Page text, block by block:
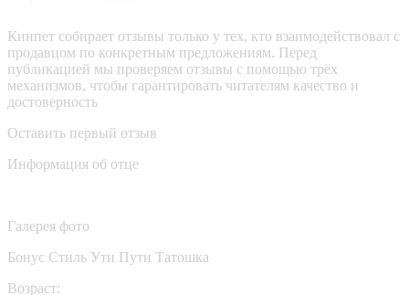
Кинпет собирает отзывы только у тех, кто взаимодействовал с
продавцом по конкретным предложениям. Перед
публикацией мы проверяем отзывы с помощью трёх
механизмов, чтобы гарантировать читателям качество и
достоверность
Оставить первый отзыв
Информация об отце
Галерея фото
Бонус Стиль Ути Пути Татошка
Возраст: